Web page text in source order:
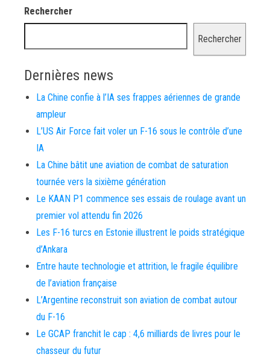
Rechercher
Rechercher
Dernières news
La Chine confie à l’IA ses frappes aériennes de grande
ampleur
L’US Air Force fait voler un F-16 sous le contrôle d’une
IA
La Chine bâtit une aviation de combat de saturation
tournée vers la sixième génération
Le KAAN P1 commence ses essais de roulage avant un
premier vol attendu fin 2026
Les F-16 turcs en Estonie illustrent le poids stratégique
d’Ankara
Entre haute technologie et attrition, le fragile équilibre
de l’aviation française
L’Argentine reconstruit son aviation de combat autour
du F-16
Le GCAP franchit le cap : 4,6 milliards de livres pour le
chasseur du futur